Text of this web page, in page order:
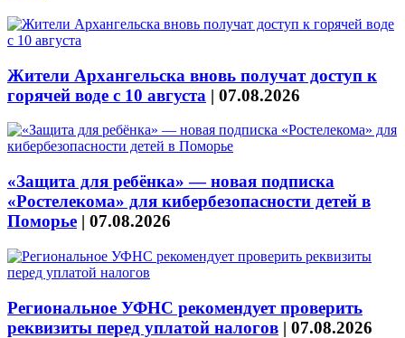
Жители Архангельска вновь получат доступ к
горячей воде с 10 августа | 07.08.2026
«Защита для ребёнка» — новая подписка
«Ростелекома» для кибербезопасности детей в
Поморье | 07.08.2026
Региональное УФНС рекомендует проверить
реквизиты перед уплатой налогов | 07.08.2026